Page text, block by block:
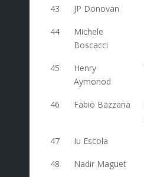
43 JP Donovan
44
Michele
Boscacci
45
Henry
Aymonod
46 Fabio Bazzana
47 Iu Escola
48 Nadir Maguet